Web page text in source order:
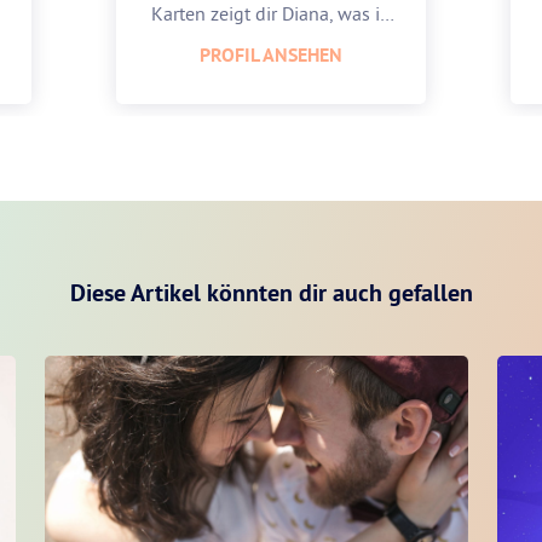
Karten zeigt dir Diana, was in
PROFIL ANSEHEN
Diese Artikel könnten dir auch gefallen